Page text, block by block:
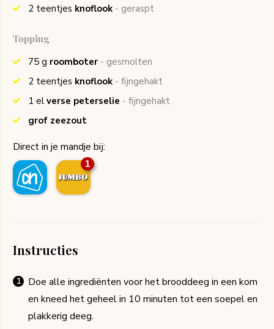
2 teentjes knoflook - geraspt
Topping
75 g roomboter - gesmolten
2 teentjes knoflook - fijngehakt
1 el verse peterselie - fijngehakt
grof zeezout
Direct in je mandje bij:
1
Instructies
Doe alle ingrediënten voor het brooddeeg in een kom
en kneed het geheel in 10 minuten tot een soepel en
plakkerig deeg.